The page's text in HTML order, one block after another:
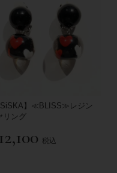
】≪BLISS≫レジン
リング
12,100 税込